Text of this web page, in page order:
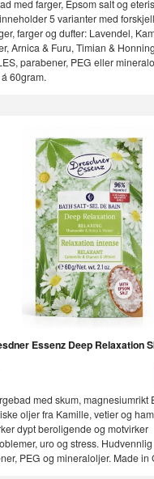
med farger, Epsom salt og
5 varianter med
farger og dufter: Lavendel,
Arnica & Furu, Timian &
parabener, PEG eller
60gram.
Essenz Deep Relaxation
med skum, magnesiumrikt
oljer fra Kamille, vetier og
dypt beroligende og motvirker
uro og stress.
PEG og mineraloljer. Made in